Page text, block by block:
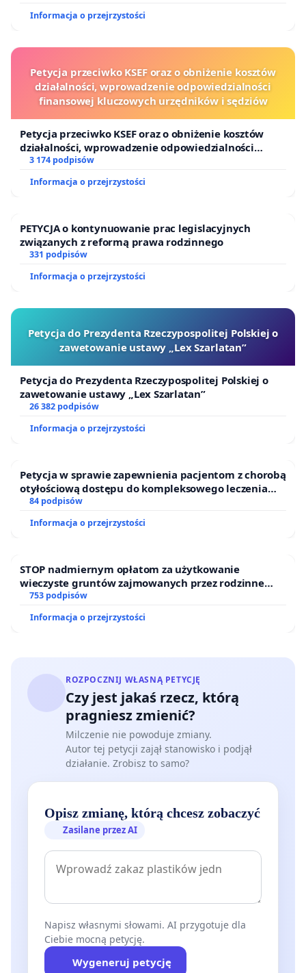
2022 r., po podpisaniu porozumienia pomiędzy
Zagłębiowskiej Metropolii (GZM), oraz jak zostało
dokładnie opisane na oficjalnej stronie
www.katowice.eu/czas-wolny/katowice-na-rowery, lub
o zagwarantowanie wykorzystania tych działek
wyłącznie na takie cele leśno-rekreacyjne jakie są
zgodne ze Studium ukzp i polityką urbanistyczną
miasta,
kolejowego kolejnej zabudowy mieszkaniowej
niezgodnej z mpzp i Studium ukzp, prowadzącej do
dalszej betonozy dzielnicy i degradacji standardu
realizację Rowerostrady w zaplanowanym miejscu i
sprzecznej z celami zrównoważonego rozwoju
prezentowanymi przez Prezydenta Katowic na
World Urban Forum(patrz cel nr 11,
https://wuf11.katowice.eu/pl/cele-zrownowazonego-
rozwoju).
Deweloperzy mają prawo sięgać po różne
narzędzia dla realizacji swoich planów
biznesowych, w tym po kontrowersyjne
mechanizmyspecustawy „lex deweloper”,
podejmowania uchwał zgodnych z interesem
deweloperów, a niezgodnych z interesem miasta i
jego mieszkańców.
Informacja o przejrzystości
Petycja przeciwko KSEF oraz o obniżenie kosztów
działalności, wprowadzenie odpowiedzialności
finansowej kluczowych urzędników i sędziów
Petycja przeciwko KSEF oraz o obniżenie kosztów
działalności, wprowadzenie odpowiedzialności
finansowej kluczowych urzędników i sędziów
3 174 podpisów
Informacja o przejrzystości
PETYCJA o kontynuowanie prac legislacyjnych
związanych z reformą prawa rodzinnego
331 podpisów
Informacja o przejrzystości
Petycja do Prezydenta Rzeczypospolitej Polskiej o
zawetowanie ustawy „Lex Szarlatan”
Petycja do Prezydenta Rzeczypospolitej Polskiej o
zawetowanie ustawy „Lex Szarlatan”
26 382 podpisów
Informacja o przejrzystości
Petycja w sprawie zapewnienia pacjentom z chorobą
otyłościową dostępu do kompleksowego leczenia
oraz programów profilaktycznych.
84 podpisów
Informacja o przejrzystości
STOP nadmiernym opłatom za użytkowanie
wieczyste gruntów zajmowanych przez rodzinne
ogrody działkowe.
753 podpisów
Informacja o przejrzystości
ROZPOCZNIJ WŁASNĄ PETYCJĘ
Czy jest jakaś rzecz, którą
pragniesz zmienić?
Milczenie nie powoduje zmiany.
Autor tej petycji zajął stanowisko i podjął
działanie. Zrobisz to samo?
Opisz zmianę, którą chcesz zobaczyć
Zasilane przez AI
Napisz własnymi słowami. AI przygotuje dla
Ciebie mocną petycję.
Wygeneruj petycję